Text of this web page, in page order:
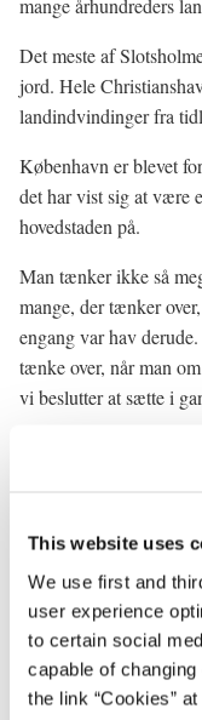
This website uses
We use first and
user experience
to certain social
capable of
the link “Cookies”
mange århundreders
Det meste af
jord. Hele
landindvindinger fra
København er blevet
det har vist sig at være
hovedstaden på.
Man tænker ikke så
mange, der tænker
engang var hav
tænke over, når man
vi beslutter at sætte i
Regeringen er meget
er også optaget af at
Danmarks hovedstad
kraftcenter, og derfor
det skaber vi nu bedre
unikke muligheder for
København kan blive